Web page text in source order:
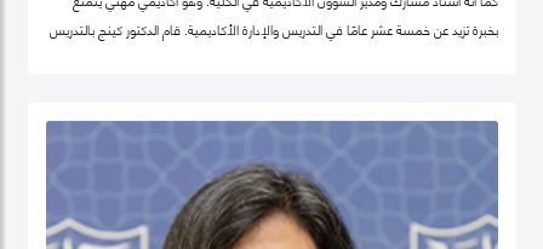
بخبرة تزيد عن خمسة عشر عامًا في التدريس والإدارة الأكاديمية. قام الدكتور كينج بالتدريس
في مناصب إدارية مختلفة بما في ذلك رئيس إدارة، ورئيس لجنة الاعتماد، ورئيس مركز
ريادة الأعمال، وعميدًا لجامعة في الكويت مؤخرًا.